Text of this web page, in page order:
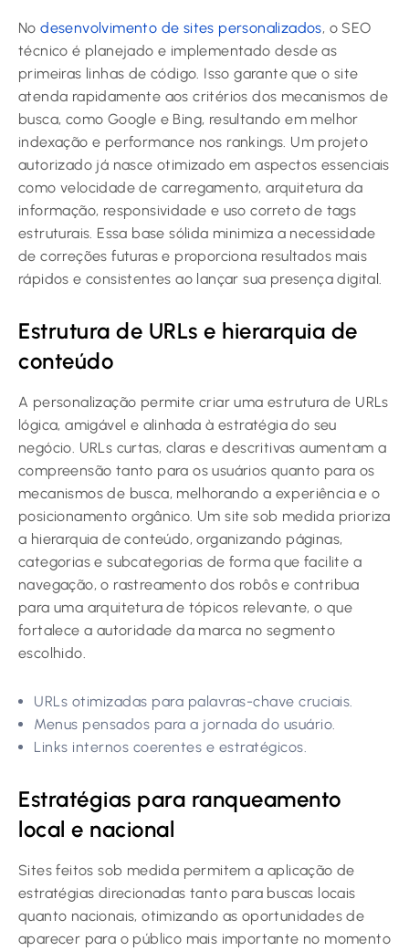
Nodesenvolvimento de sites personalizados, o SEO
técnico é planejado e implementado desde as
primeiras linhas de código. Isso garante que o site
atenda rapidamente aos critérios dos mecanismos de
busca, como Google e Bing, resultando em melhor
indexação e performance nos rankings. Um projeto
autorizado já nasce otimizado em aspectos essenciais
como velocidade de carregamento, arquitetura da
informação, responsividade e uso correto de tags
estruturais. Essa base sólida minimiza a necessidade
de correções futuras e proporciona resultados mais
rápidos e consistentes ao lançar sua presença digital.
Estrutura de URLs e hierarquia de
conteúdo
A personalização permite criar uma estrutura de URLs
lógica, amigável e alinhada à estratégia do seu
negócio. URLs curtas, claras e descritivas aumentam a
compreensão tanto para os usuários quanto para os
mecanismos de busca, melhorando a experiência e o
posicionamento orgânico. Um site sob medida prioriza
a hierarquia de conteúdo, organizando páginas,
categorias e subcategorias de forma que facilite a
navegação, o rastreamento dos robôs e contribua
para uma arquitetura de tópicos relevante, o que
fortalece a autoridade da marca no segmento
escolhido.
URLs otimizadas para palavras-chave cruciais.
Menus pensados para a jornada do usuário.
Links internos coerentes e estratégicos.
Estratégias para ranqueamento
local e nacional
Sites feitos sob medida permitem a aplicação de
estratégias direcionadas tanto para buscas locais
quanto nacionais, otimizando as oportunidades de
aparecer para o público mais importante no momento